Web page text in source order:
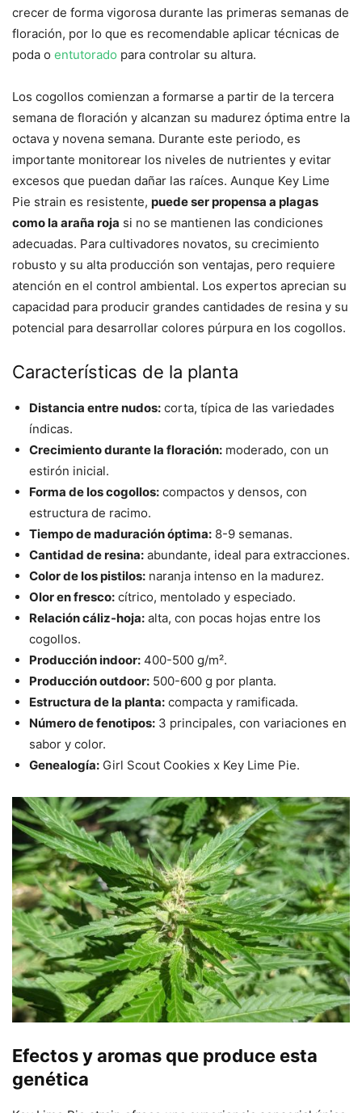
crecer de forma vigorosa durante las primeras semanas de
floración, por lo que es recomendable aplicar técnicas de
poda o entutorado para controlar su altura.
Los cogollos comienzan a formarse a partir de la tercera
semana de floración y alcanzan su madurez óptima entre la
octava y novena semana. Durante este periodo, es
importante monitorear los niveles de nutrientes y evitar
excesos que puedan dañar las raíces. Aunque Key Lime
Pie strain es resistente, puede ser propensa a plagas
como la araña roja si no se mantienen las condiciones
adecuadas. Para cultivadores novatos, su crecimiento
robusto y su alta producción son ventajas, pero requiere
atención en el control ambiental. Los expertos aprecian su
capacidad para producir grandes cantidades de resina y su
potencial para desarrollar colores púrpura en los cogollos.
Características de la planta
Distancia entre nudos: corta, típica de las variedades
índicas.
Crecimiento durante la floración: moderado, con un
estirón inicial.
Forma de los cogollos: compactos y densos, con
estructura de racimo.
Tiempo de maduración óptima: 8-9 semanas.
Cantidad de resina: abundante, ideal para extracciones.
Color de los pistilos: naranja intenso en la madurez.
Olor en fresco: cítrico, mentolado y especiado.
Relación cáliz-hoja: alta, con pocas hojas entre los
cogollos.
Producción indoor: 400-500 g/m².
Producción outdoor: 500-600 g por planta.
Estructura de la planta: compacta y ramificada.
Número de fenotipos: 3 principales, con variaciones en
sabor y color.
Genealogía: Girl Scout Cookies x Key Lime Pie.
Efectos y aromas que produce esta
genética